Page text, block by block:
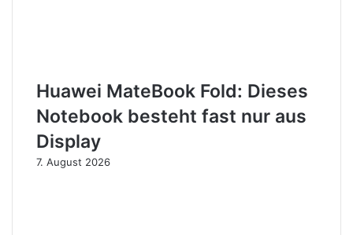
Huawei MateBook Fold: Dieses
Notebook besteht fast nur aus
Display
7. August 2026